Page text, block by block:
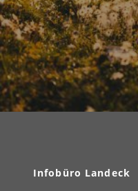
Infobüro Landeck